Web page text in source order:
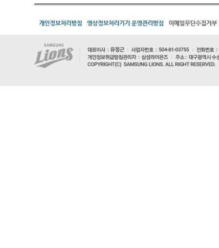
개인정보처리방침 영상정보처리기기 운영관리방침 이메일무단수집거부